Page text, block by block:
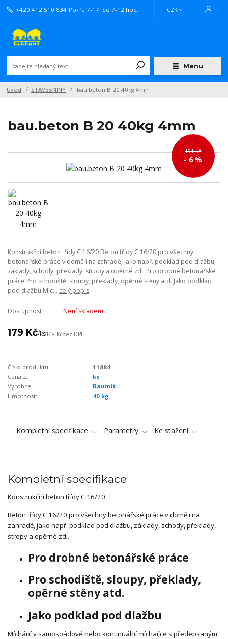
Menu
CZK
+420 412 510 834 Po-Pá 7-17, So 7-12 hod.
Úvod STAVEBNINY bau.beton B 20 40kg 4mm
bau.beton B 20 40kg 4mm
191 Kč
- 6 %
Konstrukční beton třídy C 16/20 Beton třídy C 16/20 pro všechny
betonářské práce v domě i na zahradě, jako např. podklad pod dlažbu,
základy, schody, překlady, stropy a opěrné zdi. Pro drobné betonářské
práce Pro schodiště, sloupy, překlady, opěrné stěny atd. Jako podklad
pod dlažbu Míc... celý popis
Dostupnost Není skladem
179 Kč/ks148 Kčbez DPH
Číslo produktu:
11884
Cena za:
ks
Výrobce:
Baumit
Hmotnost:
40 kg
Kompletní specifikace Parametry Ke stažení
Kompletní specifikace
Konstrukční beton třídy C 16/20
Beton třídy C 16/20 pro všechny betonářské práce v domě i na
zahradě, jako např. podklad pod dlažbu, základy, schody, překlady,
stropy a opěrné zdi.
Pro drobné betonářské práce
Pro schodiště, sloupy, překlady,
opěrné stěny atd.
Jako podklad pod dlažbu
Míchání v samospádové nebo kontinuální míchačce s předepsaným